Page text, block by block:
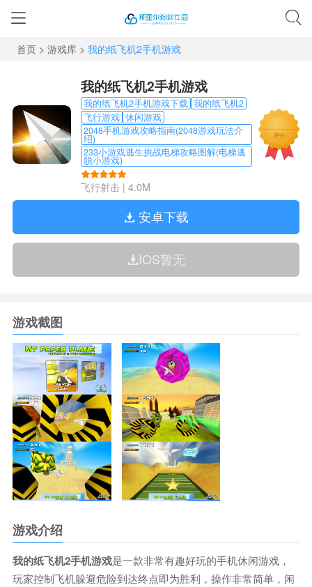
首页 > 游戏库 > 我的纸飞机2手机游戏
我的纸飞机2手机游戏
我的纸飞机2手机游戏下载 我的纸飞机2
飞行游戏 休闲游戏
2048手机游戏攻略指南(2048游戏玩法介
绍)
233小游戏逃生挑战电梯攻略图解(电梯逃
脱小游戏)
飞行射击 |4.0M
评分
安卓下载
IOS暂无
游戏截图
游戏介绍
我的纸飞机2手机游戏是一款非常有趣好玩的手机休闲游戏，
玩家控制飞机躲避危险到达终点即为胜利，操作非常简单，闲